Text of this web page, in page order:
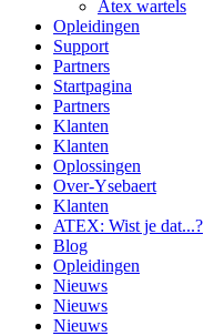
Atex wartels
Opleidingen
Support
Partners
Startpagina
Partners
Klanten
Klanten
Oplossingen
Over-Ysebaert
Klanten
ATEX: Wist je dat...?
Blog
Opleidingen
Nieuws
Nieuws
Nieuws